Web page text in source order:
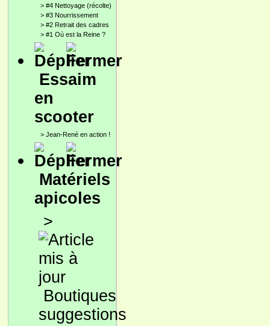
> #4 Nettoyage (récolte)
> #3 Nourrissement
> #2 Retrait des cadres
> #1 Où est la Reine ?
Essaim
en
scooter
> Jean-René en action !
Matériels
apicoles
>
Boutiques
suggestions